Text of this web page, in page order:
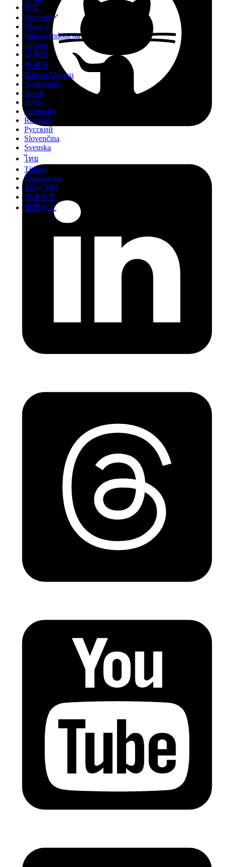
हिन्दी
Hrvatski
Magyar
Bahasa Indonesia
Italiano
日本語
한국어
Bahasa Melayu
Nederlands
Norsk
Polski
Português
Română
Русский
Slovenčina
Svenska
ไทย
Türkçe
Українська
Tiếng Việt
简体中文
繁體中文